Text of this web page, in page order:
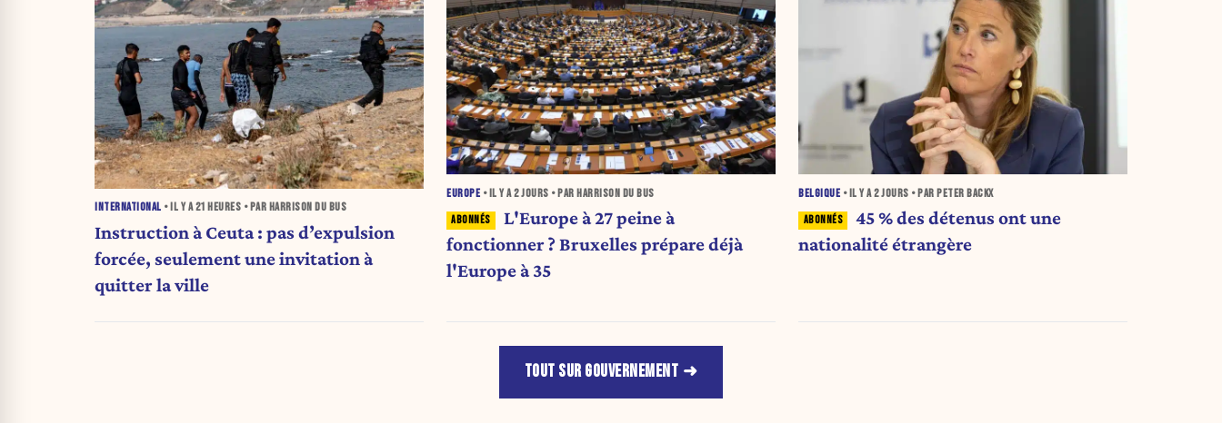
INTERNATIONAL • IL Y A21 HEURES • PAR HARRISON DU BUS
Instruction à Ceuta : pas d’expulsion
forcée, seulement une invitation à
quitter la ville
EUROPE • IL Y A2 JOURS • PAR HARRISON DU BUS
L'Europe à 27 peine à
fonctionner ? Bruxelles prépare déjà
l'Europe à 35
BELGIQUE • IL Y A2 JOURS • PAR PETER BACKX
45 % des détenus ont une
nationalité étrangère
TOUT SUR GOUVERNEMENT